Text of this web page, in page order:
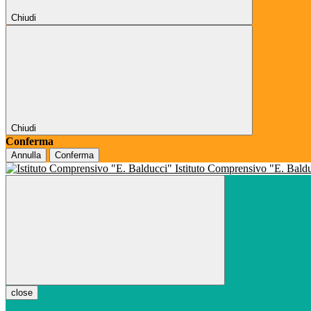
Chiudi
Chiudi
Conferma
Annulla Conferma
Istituto Comprensivo "E.
close